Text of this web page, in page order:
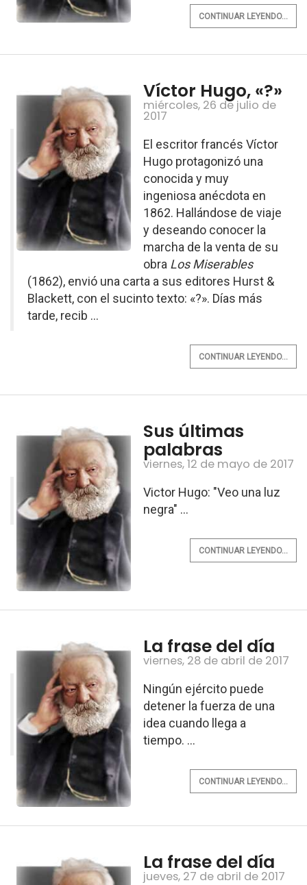
CONTINUAR LEYENDO...
Víctor Hugo, «?»
miércoles, 26 de julio de
2017
El escritor francés Víctor
Hugo protagonizó una
conocida y muy
ingeniosa anécdota en
1862. Hallándose de viaje
y deseando conocer la
marcha de la venta de su
obra Los Miserables
(1862), envió una carta a sus editores Hurst &
Blackett, con el sucinto texto: «?». Días más
tarde, recib ...
CONTINUAR LEYENDO...
Sus últimas
palabras
viernes, 12 de mayo de 2017
Victor Hugo: "Veo una luz
negra" ...
CONTINUAR LEYENDO...
La frase del día
viernes, 28 de abril de 2017
Ningún ejército puede
detener la fuerza de una
idea cuando llega a
tiempo. ...
CONTINUAR LEYENDO...
La frase del día
jueves, 27 de abril de 2017